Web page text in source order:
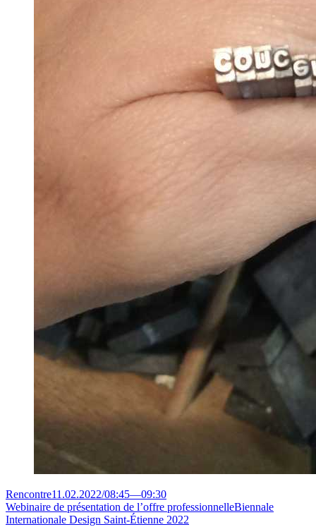
Rencontre11.02.2022/08:45—09:30
Webinaire de présentation de l’offre professionnelleBiennale
Internationale Design Saint-Étienne 2022